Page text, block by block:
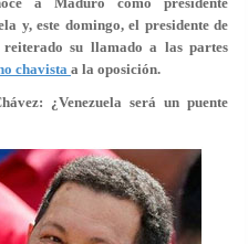
y, este domingo, el presidente de
su llamado a las partes
chavistaa la oposición.
¿Venezuela será un puente